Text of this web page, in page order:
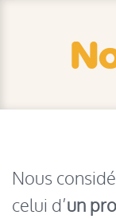
Nous
celui d’un